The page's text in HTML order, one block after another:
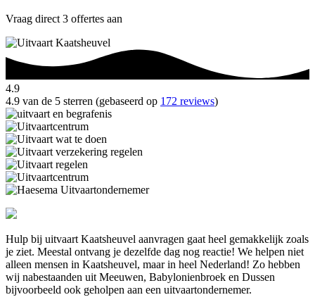
Vraag direct 3 offertes aan
4.9
4.9 van de 5 sterren (gebaseerd op 172 reviews)
Hulp bij uitvaart Kaatsheuvel aanvragen gaat heel gemakkelijk zoals
je ziet. Meestal ontvang je dezelfde dag nog reactie! We helpen niet
alleen mensen in Kaatsheuvel, maar in heel Nederland! Zo hebben
wij nabestaanden uit Meeuwen, Babylonienbroek en Dussen
bijvoorbeeld ook geholpen aan een uitvaartondernemer.